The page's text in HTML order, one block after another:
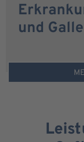
und Galle